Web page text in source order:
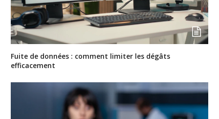
Fuite de données : comment limiter les dégâts
efficacement